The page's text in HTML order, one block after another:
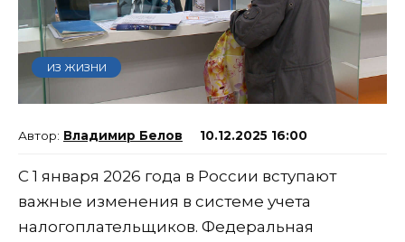
ИЗ ЖИЗНИ
Владимир Белов 10.12.2025 16:00
С 1 января 2026 года в России вступают
важные изменения в системе учета
налогоплательщиков. Федеральная